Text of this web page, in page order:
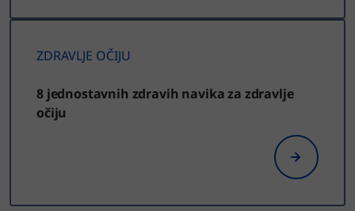
ZDRAVLJE OČIJU
8 jednostavnih zdravih navika za zdravlje
očiju